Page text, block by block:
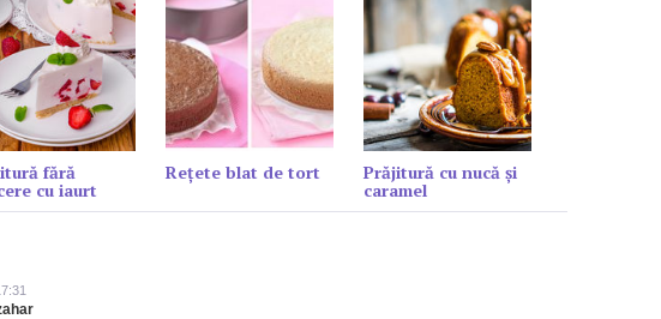
fără
cu iaurt
Reţete blat de tort Prăjitură cu nucă și
caramel